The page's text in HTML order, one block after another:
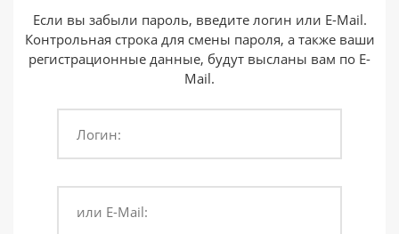
или войдите с помощью
Если вы забыли пароль, введите логин или E-Mail.
Контрольная строка для смены пароля, а также ваши
регистрационные данные, будут высланы вам по E-
Mail.
Логин:
или E-Mail: